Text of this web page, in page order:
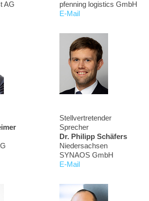
AG
pfenning logistics GmbH
E-Mail
Stellvertretender
Sprecher
Dr. Philipp Schäfers
Niedersachsen
SYNAOS GmbH
E-Mail